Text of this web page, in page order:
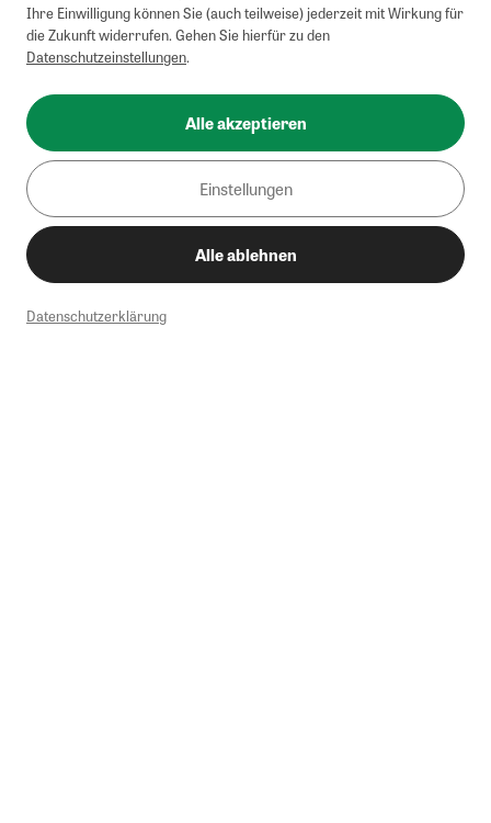
Ihre Einwilligung können Sie (auch teilweise) jederzeit mit Wirkung für
die Zukunft widerrufen. Gehen Sie hierfür zu den
Datenschutzeinstellungen.
Alle akzeptieren
Einstellungen
Alle ablehnen
Datenschutzerklärung